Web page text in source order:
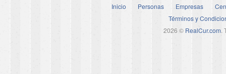
Inicio Personas Empresas
Términos y
2026 © RealCur.com.